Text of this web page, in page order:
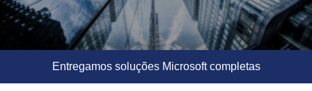
Entregamos soluções Microsoft completas